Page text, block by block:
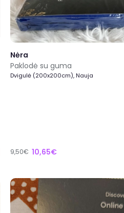
Nėra
Paklodė su guma
Dvigulė (200x200cm), Nauja
9,50€ 10,65€